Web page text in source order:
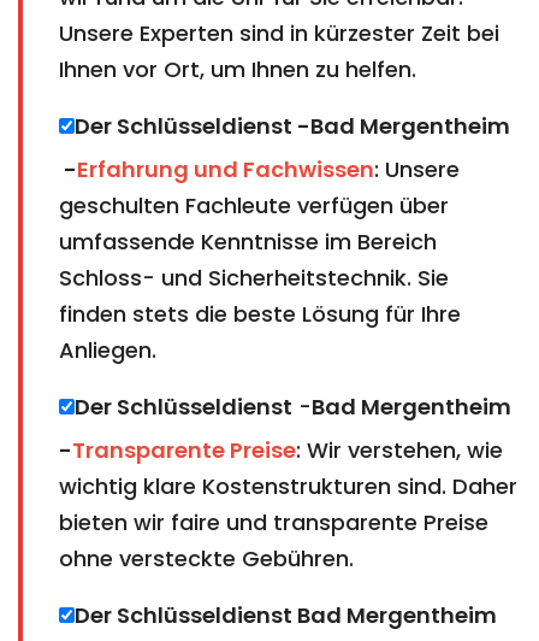
Unsere Experten sind in kürzester Zeit bei
Ihnen vor Ort, um Ihnen zu helfen.
Der Schlüsseldienst -Bad Mergentheim​​​​​​​
-Erfahrung und Fachwissen: Unsere
geschulten Fachleute verfügen über
umfassende Kenntnisse im Bereich
Schloss- und Sicherheitstechnik. Sie
finden stets die beste Lösung für Ihre
Anliegen.
Der Schlüsseldienst -Bad Mergentheim​​​​​​​ ​​​​​​​
-Transparente Preise: Wir verstehen, wie
wichtig klare Kostenstrukturen sind. Daher
bieten wir faire und transparente Preise
ohne versteckte Gebühren.
Der Schlüsseldienst Bad Mergentheim​​​​​​​